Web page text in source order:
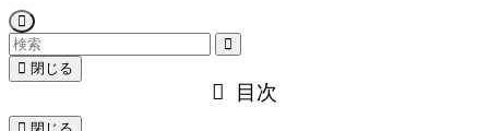
閉じる
目次